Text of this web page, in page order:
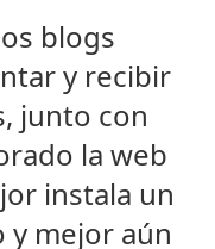
blogs
y recibir
junto con
la web
instala un
mejor aún